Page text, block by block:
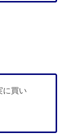
に買い